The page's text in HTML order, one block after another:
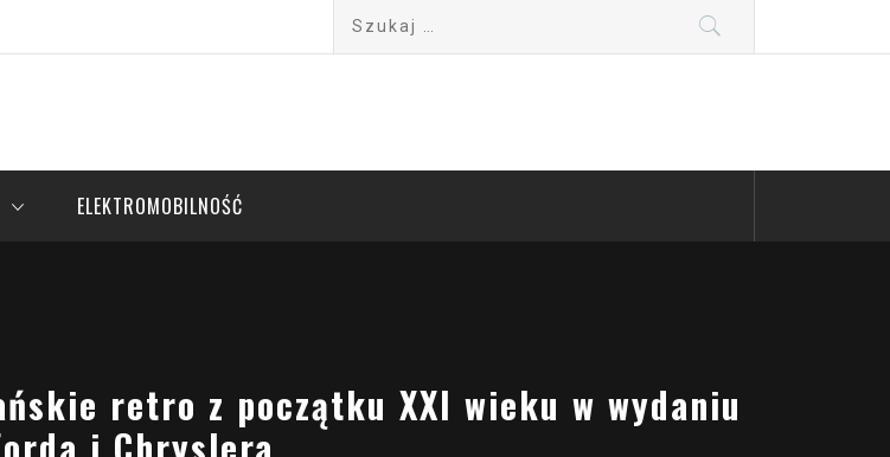
ELEKTROMOBILNOŚĆ
retro z początku XXI wieku w wydaniu